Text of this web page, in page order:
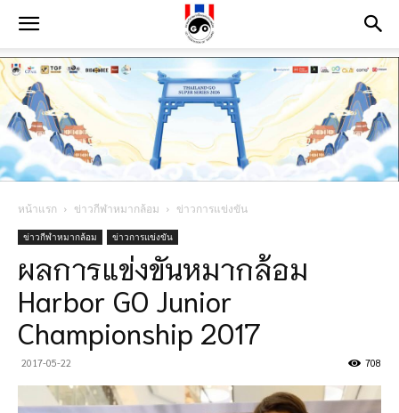
หน้าแรก ข่าวกีฬาหมากล้อม ข่าวการแข่งขัน
ข่าวกีฬาหมากล้อม ข่าวการแข่งขัน
ผลการแข่งขันหมากล้อม
Harbor GO Junior
Championship 2017
2017-05-22 708